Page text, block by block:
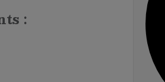
: